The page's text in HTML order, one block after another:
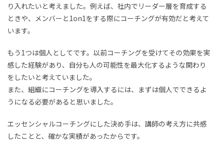
り入れたいと考えました。例えば、社内でリーダー層を育成する
ときや、メンバーと1on1をする際にコーチングが有効だと考えて
います。
もう1つは個人としてです。以前コーチングを受けてその効果を実
感した経験があり、自分も人の可能性を最大化するような関わり
をしたいと考えていました。
また、組織にコーチングを導入するには、まずは個人でできるよ
うになる必要があると思いました。
エッセンシャルコーチングにした決め手は、講師の考え方に共感
したことと、確かな実績があったからです。